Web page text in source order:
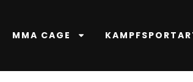
MMA CAGE